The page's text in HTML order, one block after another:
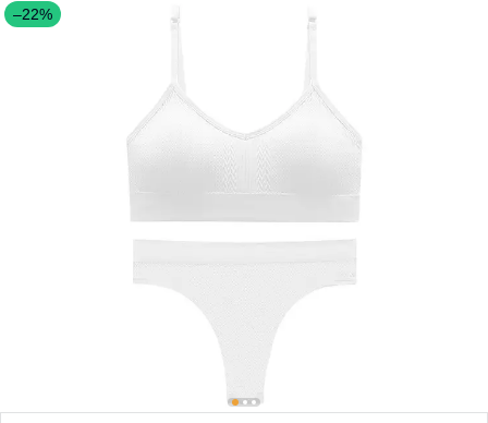
–22%